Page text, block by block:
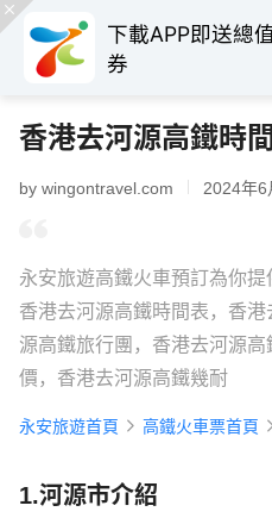
下載APP即送總
券
香港去河源高鐵時
by wingontravel.com 2024年6
永安旅遊高鐵火車預訂為你提
香港去河源高鐵時間表，香
源高鐵旅行團，香港去河源
價，香港去河源高鐵幾耐
永安旅遊首頁 高鐵火車票首頁
1.河源市介紹